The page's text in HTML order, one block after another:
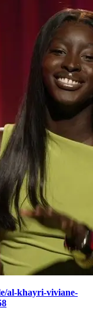
al-khayri-viviane-